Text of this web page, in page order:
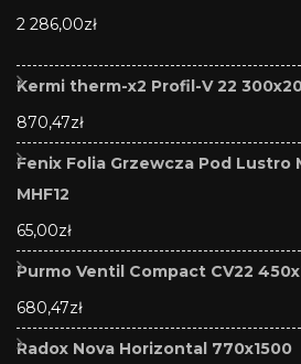
2 286,00zł
Kermi therm-x2 Profil-V 22
870,47zł
Fenix Folia Grzewcza Pod Lustro
MHF12
65,00zł
Purmo Ventil Compact CV22
680,47zł
Radox Nova Horizontal 770x1500